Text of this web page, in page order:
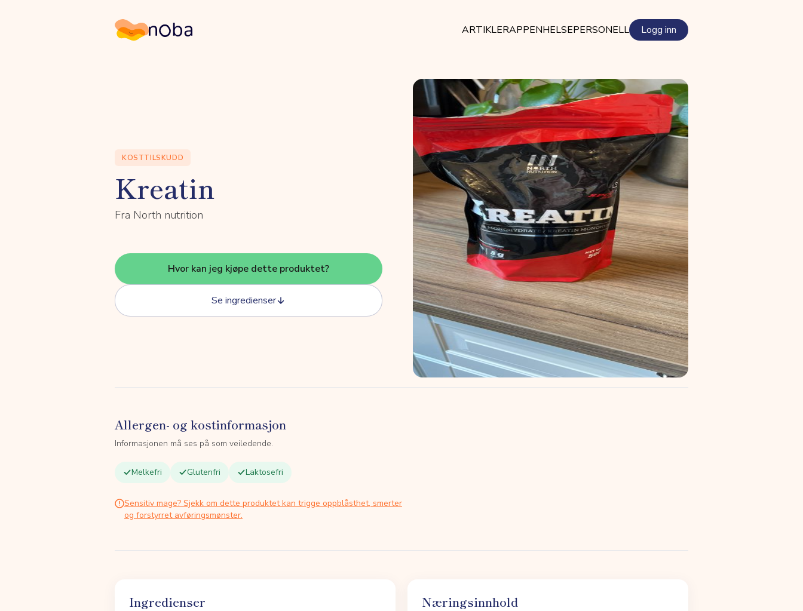
Noba ARTIKLERAPPENHELSEPERSONELL Logg inn
KOSTTILSKUDD
Kreatin
Fra North nutrition
Hvor kan jeg kjøpe dette produktet?
Se ingredienser
Allergen- og kostinformasjon
Informasjonen må ses på som veiledende.
Melkefri Glutenfri Laktosefri
Sensitiv mage? Sjekk om dette produktet kan trigge oppblåsthet, smerter
og forstyrret avføringsmønster.
Ingredienser Næringsinnhold